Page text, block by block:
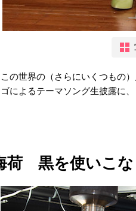
の世界の（さらにいくつもの
によるテーマソング生披露に
荷 黒を使いこな